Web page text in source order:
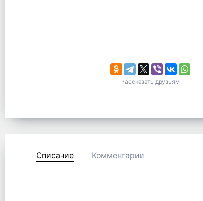
Рассказать друзьям
Описание Комментарии